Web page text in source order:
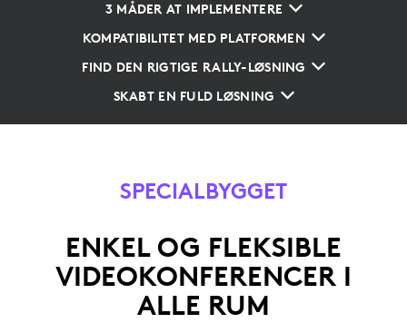
3 MÅDER AT IMPLEMENTERE
KOMPATIBILITET MED PLATFORMEN
FIND DEN RIGTIGE RALLY-LØSNING
SKABT EN FULD LØSNING
SPECIALBYGGET
ENKEL OG FLEKSIBLE
VIDEOKONFERENCER I
ALLE RUM